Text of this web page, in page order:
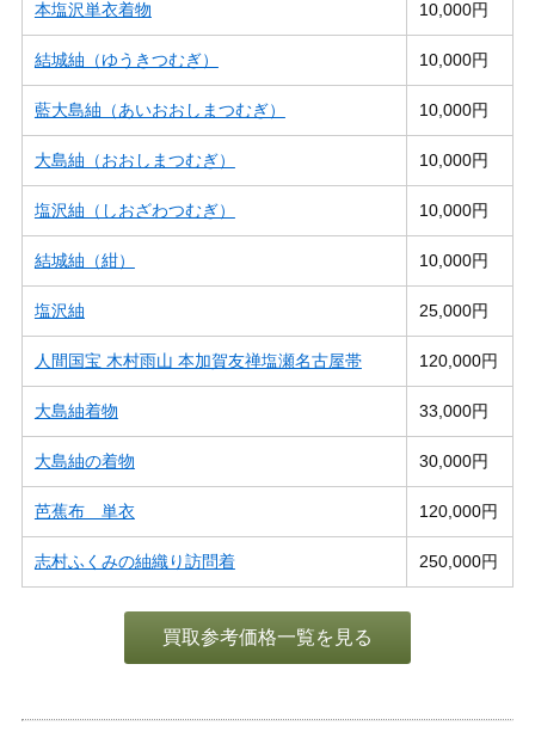
本塩沢単衣着物 10,000円
結城紬（ゆうきつむぎ） 10,000円
藍大島紬（あいおおしまつむぎ） 10,000円
大島紬（おおしまつむぎ） 10,000円
塩沢紬（しおざわつむぎ） 10,000円
結城紬（紺） 10,000円
塩沢紬 25,000円
人間国宝 木村雨山 本加賀友禅塩瀬名古屋帯 120,000円
大島紬着物 33,000円
大島紬の着物 30,000円
芭蕉布 単衣 120,000円
志村ふくみの紬織り訪問着 250,000円
買取参考価格一覧を見る